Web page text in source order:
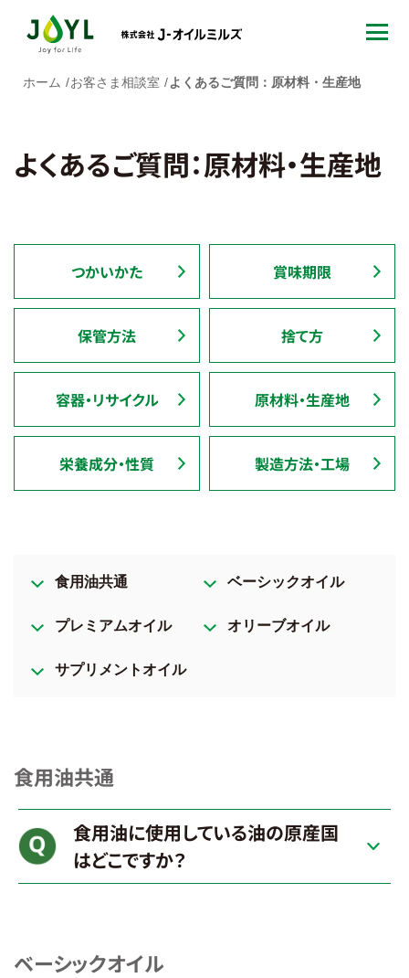
ホーム お客さま相談室 よくあるご質問：原材料・生産地
よくあるご質問：原材料・生産地
つかいかた 賞味期限
保管方法 捨て方
容器・リサイクル 原材料・生産地
栄養成分・性質 製造方法・工場
食用油共通 ベーシックオイル
プレミアムオイル オリーブオイル
サプリメントオイル
食用油共通
食用油に使用している油の原産国
はどこですか？
ベーシックオイル